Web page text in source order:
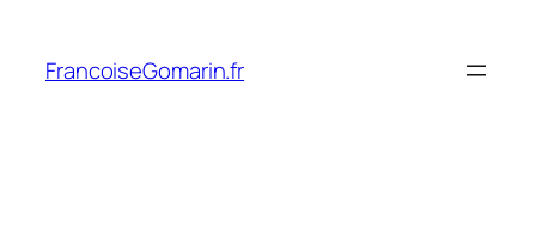
contenu
FrancoiseGomarin.fr